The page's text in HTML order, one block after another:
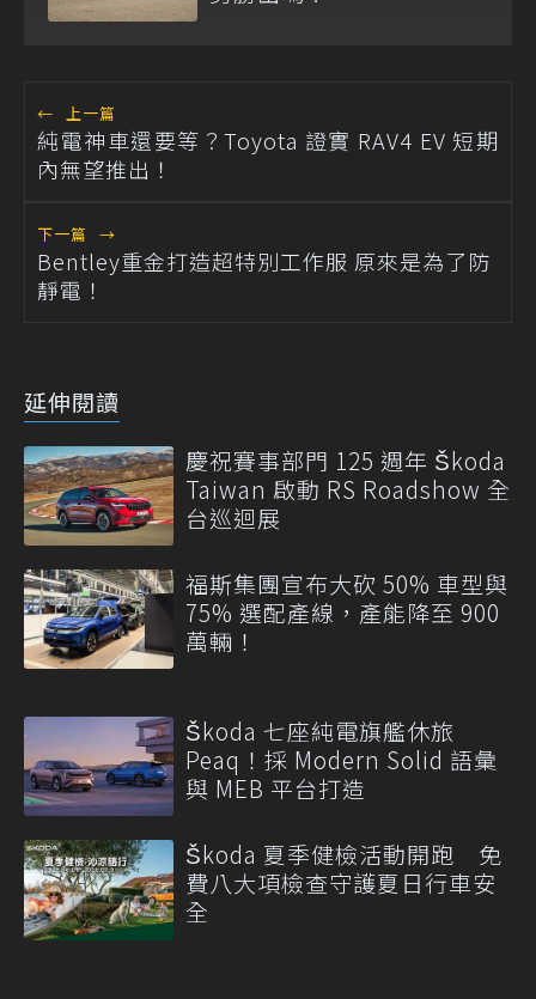
← 上一篇
純電神車還要等？Toyota 證實 RAV4 EV 短期
內無望推出！
下一篇 →
Bentley重金打造超特別工作服 原來是為了防
靜電！
延伸閱讀
慶祝賽事部門 125 週年 Škoda
Taiwan 啟動 RS Roadshow 全
台巡迴展
福斯集團宣布大砍 50% 車型與
75% 選配產線，產能降至 900
萬輛！
Škoda 七座純電旗艦休旅
Peaq！採 Modern Solid 語彙
與 MEB 平台打造
Škoda 夏季健檢活動開跑 免
費八大項檢查守護夏日行車安
全